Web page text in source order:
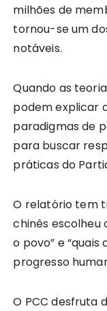
milhões de
tornou-se um
notáveis.
Quando as
podem explicar
paradigmas de
para buscar
práticas do
O relatório tem
chinês escolheu
o povo” e
progresso
O PCC desfruta